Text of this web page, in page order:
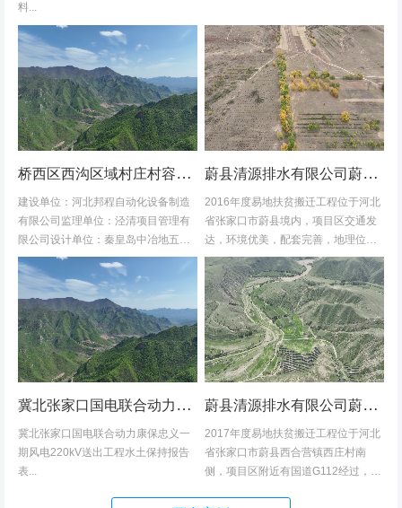
料...
桥西区西沟区域村庄村容村貌改造提升及基础设施建设项目堆料场土地复垦验收资料
建设单位：河北邦程自动化设备制造
有限公司监理单位：泾清项目管理有
限公司设计单位：秦皇岛中冶地五一
五勘测有限公司施工单位：河北康安
劳务派遣有限公司桥西区西沟区域村
庄村容村貌改造提升及基础设施建设
项目堆料...
蔚县清源排水有限公司蔚县2016年度易地扶贫搬迁工程水土保持方案
2016年度易地扶贫搬迁工程位于河北
省张家口市蔚县境内，项目区交通发
达，环境优美，配套完善，地理位置
优越。项目地理位置图见附图1-1。项
目共建12个易地搬迁安置区，分别位
于白草村乡西户庄村、柏树乡柏树...
冀北张家口国电联合动力康保忠义一期风电220kV送出工程水土保持报告表
冀北张家口国电联合动力康保忠义一
期风电220kV送出工程水土保持报告
表...
蔚县清源排水有限公司蔚县2017年度易地扶贫搬迁工程（一期）水土保持方案
2017年度易地扶贫搬迁工程位于河北
省张家口市蔚县西合营镇西庄村南
侧，项目区附近有国道G112经过，交